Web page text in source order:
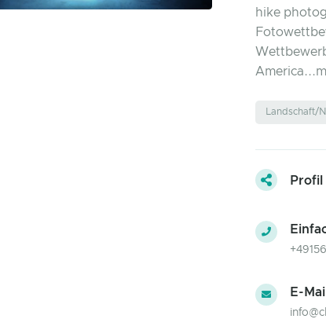
hike
Landschaft/
Profil
E-